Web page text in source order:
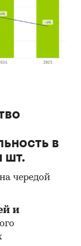
в
шт.
чередой
и